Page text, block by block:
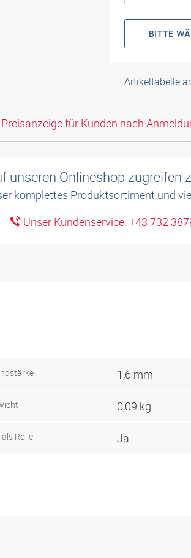
BITTE
Artikeltabelle
Preisanzeige für Kunden nach
unseren Onlineshop zugreifen
komplettes Produktsortiment und
Unser Kundenservice: +43 732
1,6 mm
0,09 kg
Rolle Ja